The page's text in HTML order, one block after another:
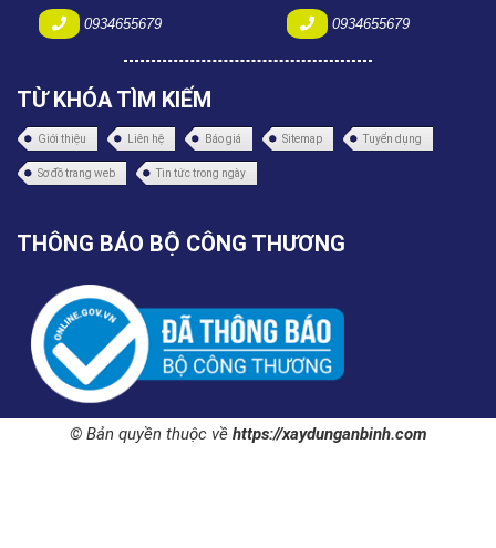
0934655679 0934655679
TỪ KHÓA TÌM KIẾM
Giới thiệu Liên hệ Báo giá Sitemap Tuyển dụng
Sơ đồ trang web Tin tức trong ngày
THÔNG BÁO BỘ CÔNG THƯƠNG
© Bản quyền thuộc về https://xaydunganbinh.com